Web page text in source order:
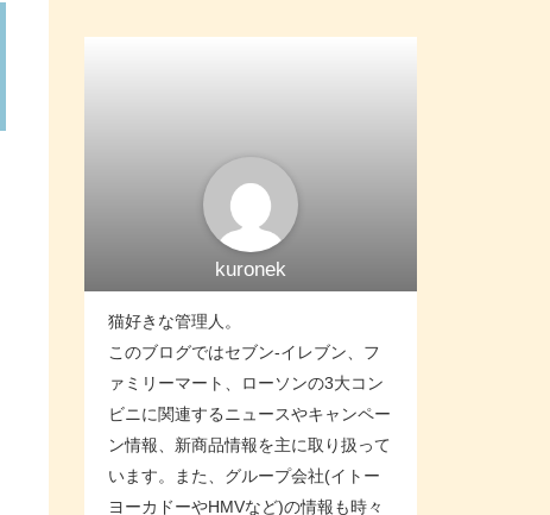
kuronek
猫好きな管理人。
このブログではセブン-イレブン、フ
ァミリーマート、ローソンの3大コン
ビニに関連するニュースやキャンペー
ン情報、新商品情報を主に取り扱って
います。また、グループ会社(イトー
ヨーカドーやHMVなど)の情報も時々